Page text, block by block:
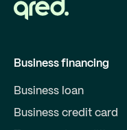
Business financing
Business loan
Business credit card